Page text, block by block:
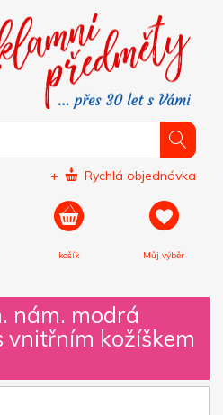
+ Rychlá objednávka
košík Můj výběr
nám. modrá
vnitřním kožíškem